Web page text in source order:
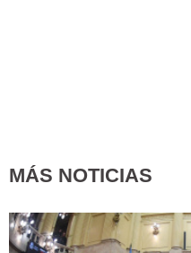
MÁS NOTICIAS